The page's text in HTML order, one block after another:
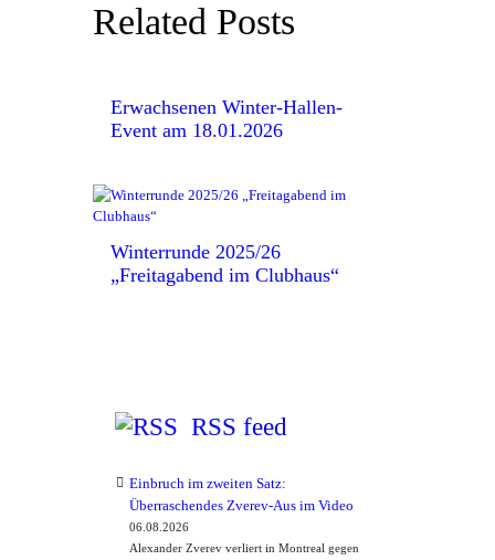
Related Posts
Erwachsenen Winter-Hallen-
Event am 18.01.2026
Winterrunde 2025/26
„Freitagabend im Clubhaus“
RSS feed
Einbruch im zweiten Satz:
Überraschendes Zverev-Aus im Video
06.08.2026
Alexander Zverev verliert in Montreal gegen